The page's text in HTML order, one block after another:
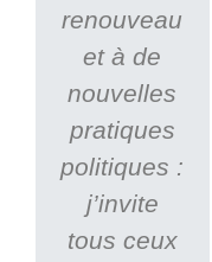
renouveau
et à de
nouvelles
pratiques
politiques :
j’invite
tous ceux